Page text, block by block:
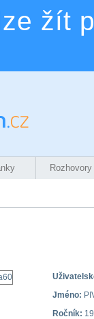
žít
Rozhovory
Jméno:
Ročník: